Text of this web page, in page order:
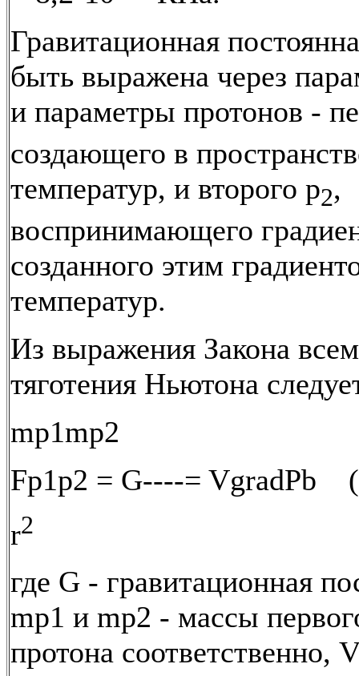
Гравитационная
быть выражена через
и параметры протонов -
создающего в
температур, и второго р2,
воспринимающего
созданного этим
температур.
Из выражения Закона
тяготения Ньютона
mp1mp2
Fp1p2 = G----= VgradPb
r2
где G - гравитационная
mp1 и mp2 - массы
протона соответственно,